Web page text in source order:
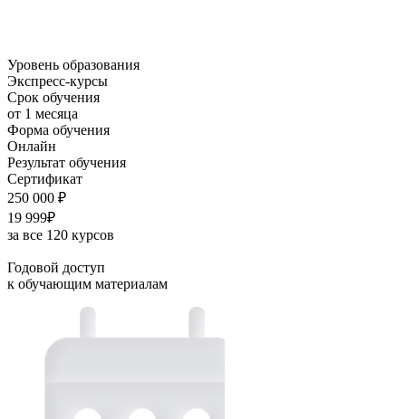
Уровень образования
Экспресс-курсы
Срок обучения
от 1 месяца
Форма обучения
Онлайн
Результат обучения
Сертификат
250 000 ₽
19 999₽
за все 120 курсов
Годовой доступ
к обучающим материалам